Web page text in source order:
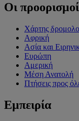
Οι
Χάρτης
Αφρική
Ασία και
Ευρώπη
Αμερική
Μέση Ανατολή
Πτήσεις προς
Εμπειρία